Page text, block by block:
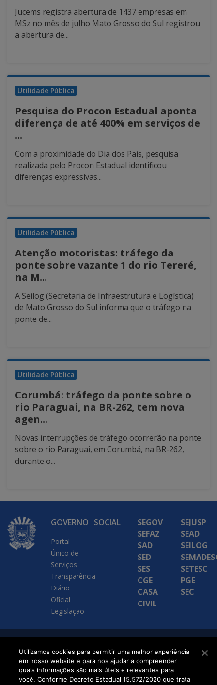
Jucems registra abertura de 1437 empresas em
MSz no mês de julho Mato Grosso do Sul registrou
a abertura de...
Utilidade Pública
Pesquisa do Procon Estadual aponta
diferença de até 400% em serviços de
...
Com a proximidade do Dia dos Pais, pesquisa
realizada pelo Procon Estadual identificou
diferenças expressivas...
Utilidade Pública
Atenção motoristas: tráfego da
ponte sobre vazante 1 do rio Tereré,
na M...
A Seilog (Secretaria de Infraestrutura e Logística)
de Mato Grosso do Sul informa que o tráfego na
ponte de...
Utilidade Pública
Corumbá: tráfego da ponte sobre o
rio Paraguai, na BR-262, tem nova
agen...
Novas interrupções de tráfego ocorrerão na ponte
sobre o rio Paraguai, em Corumbá, na BR-262,
durante o...
GOVERNO
Portal
Único de
Serviços
Transparência
Diário
Oficial
Legislação
SOCIAL
SEGOV
SEFAZ
SAD
SED
SES
CGE
CASA
CIVIL
SEJUSP
SEAD
SEILOG
SETESC
PGE
SEC
SETDIG | Secretaria-
Executiva de
Transformação Digital
Utilizamos cookies para permitir uma melhor experiência
em nosso website e para nos ajudar a compreender
quais informações são mais úteis e relevantes para
você. Conforme Decreto Estadual 15.572/2020 que trata